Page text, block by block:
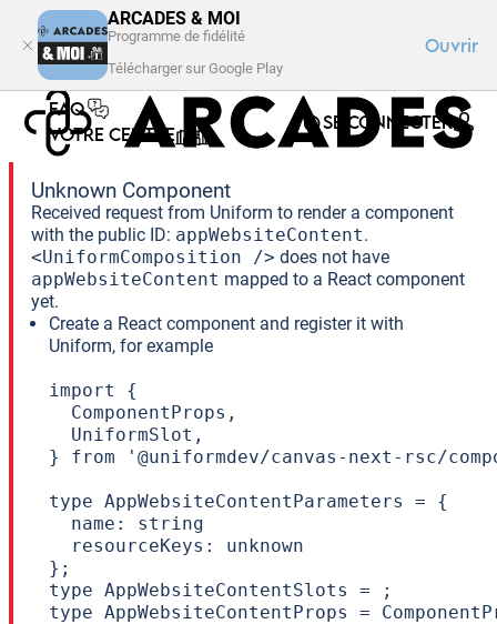
ARCADES & MOI
Programme de fidélité
Télécharger sur Google Play
Ouvrir
FAQ
VOTRE CENTRE
SE CONNECTER
Unknown Component
Received request from Uniform to render a component
with the public ID: appWebsiteContent.
<UniformComposition /> does not have
appWebsiteContent mapped to a React component
yet.
Create a React component and register it with
Uniform, for example
import {
  ComponentProps,
  UniformSlot,
} from '@uniformdev/canvas-next-rsc/
type AppWebsiteContentParameters = {
  name: string
  resourceKeys: unknown
};
type AppWebsiteContentSlots = ;
type AppWebsiteContentProps =